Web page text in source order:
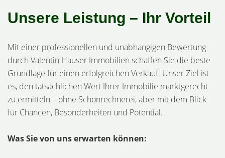
Unsere Leistung – Ihr Vorteil
Mit einer professionellen und unabhängigen Bewertung
durch Valentin Hauser Immobilien schaffen Sie die beste
Grundlage für einen erfolgreichen Verkauf. Unser Ziel ist
es, den tatsächlichen Wert Ihrer Immobilie marktgerecht
zu ermitteln – ohne Schönrechnerei, aber mit dem Blick
für Chancen, Besonderheiten und Potential.
Was Sie von uns erwarten können: